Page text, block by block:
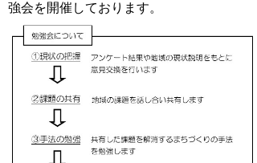
強会を開催しております。